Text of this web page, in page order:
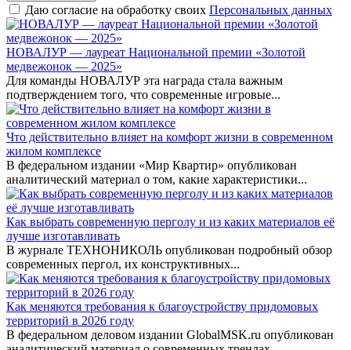
Даю согласие на обработку своих Персональных данных
НОВАЛУР — лауреат Национальной премии «Золотой
медвежонок — 2025»
Для команды НОВАЛУР эта награда стала важным
подтверждением того, что современные игровые...
Что действительно влияет на комфорт жизни в современном
жилом комплексе
В федеральном издании «Мир Квартир» опубликован
аналитический материал о том, какие характеристики...
Как выбрать современную перголу и из каких материалов её
лучше изготавливать
В журнале ТЕХНОНИКОЛЬ опубликован подробный обзор
современных пергол, их конструктивных...
Как меняются требования к благоустройству придомовых
территорий в 2026 году
В федеральном деловом издании GlobalMSK.ru опубликован